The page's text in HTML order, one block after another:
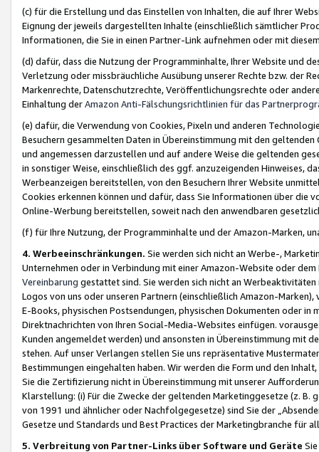
(c) für die Erstellung und das Einstellen von Inhalten, die auf Ihrer
Eignung der jeweils dargestellten Inhalte (einschließlich sämtlicher
Informationen, die Sie in einen Partner-Link aufnehmen oder mit
(d) dafür, dass die Nutzung der Programminhalte, Ihrer Website und
Verletzung oder missbräuchliche Ausübung unserer Rechte bzw. der
Markenrechte, Datenschutzrechte, Veröffentlichungsrechte oder
Einhaltung derAmazon Anti-Fälschungsrichtlinien für das
(e) dafür, die Verwendung von Cookies, Pixeln und anderen
Besuchern gesammelten Daten in Übereinstimmung mit den
und angemessen darzustellen und auf andere Weise die geltenden
in sonstiger Weise, einschließlich des ggf. anzuzeigenden Hinweises,
Werbeanzeigen bereitstellen, von den Besuchern Ihrer Website
Cookies erkennen können und dafür, dass Sie Informationen über die
Online-Werbung bereitstellen, soweit nach den anwendbaren
(f) für Ihre Nutzung, der Programminhalte und der Amazon-Marken,
4. Werbeeinschränkungen. Sie werden sich nicht an Werbe-,
Unternehmen oder in Verbindung mit einer Amazon-Website oder
Vereinbarung gestattet sind. Sie werden sich nicht an
Logos von uns oder unseren Partnern (einschließlich Amazon-
E-Books, physischen Postsendungen, physischen Dokumenten oder in
Direktnachrichten von Ihren Social-Media-Websites einfügen.
Kunden angemeldet werden) und ansonsten in Übereinstimmung mit
stehen. Auf unser Verlangen stellen Sie uns repräsentative
Bestimmungen eingehalten haben. Wir werden die Form und den
Sie die Zertifizierung nicht in Übereinstimmung mit unserer
Klarstellung: (i) Für die Zwecke der geltenden Marketinggesetze (z. B.
von 1991 und ähnlicher oder Nachfolgegesetze) sind Sie der
Gesetze und Standards und Best Practices der Marketingbranche für
5. Verbreitung von Partner-Links über Software und Geräte